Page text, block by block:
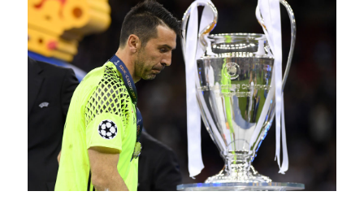
ر
«
ب
ا
ب
ه
و
ش
ص